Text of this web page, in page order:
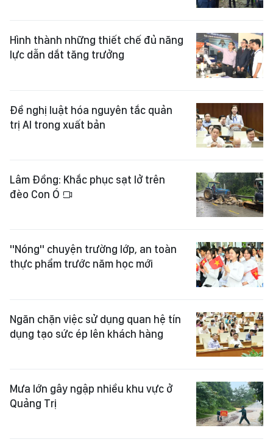
Hình thành những thiết chế đủ năng
lực dẫn dắt tăng trưởng
Đề nghị luật hóa nguyên tắc quản
trị AI trong xuất bản
Lâm Đồng: Khắc phục sạt lở trên
đèo Con Ó
"Nóng" chuyện trường lớp, an toàn
thực phẩm trước năm học mới
Ngăn chặn việc sử dụng quan hệ tín
dụng tạo sức ép lên khách hàng
Mưa lớn gây ngập nhiều khu vực ở
Quảng Trị